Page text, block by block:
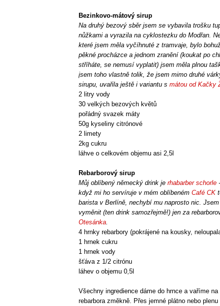
Bezinkovo-mátový sirup
Na druhý bezový sběr jsem se vybavila trošku
nůžkami a vyrazila na cyklostezku do Modřan.
které jsem měla vyčíhnuté z tramvaje, bylo
pěkné procházce a jednom zranění (koukat po
stříháte, se nemusí vyplatit) jsem měla plnou
jsem toho vlastně tolik, že jsem mimo druhé
sirupu, uvařila ještě i variantu s mátou od Kačky
2 litry vody
30 velkých bezových květů
pořádný svazek máty
50g kyseliny citrónové
2 limety
2kg cukru
láhve o celkovém objemu asi 2,5l
Rebarborový sirup
Můj oblíbený německý drink je rhabarber schorle
když mi ho servíruje v mém oblíbeném Café CK
barista v Berlíně, nechybí mu naprosto nic.
vyměnit (ten drink samozřejmě!) jen za
Otesánka
4 hrnky rebarbory (pokrájené na kousky,
1 hrnek cukru
1 hrnek vody
šťáva z 1/2 citrónu
láhev o objemu 0,5l
Všechny ingredience dáme do hrnce a vaříme
rebarbora změkně. Přes jemné plátno nebo